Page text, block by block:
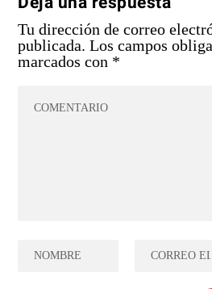
Tu dirección de correo
publicada. Los campos
marcados con *